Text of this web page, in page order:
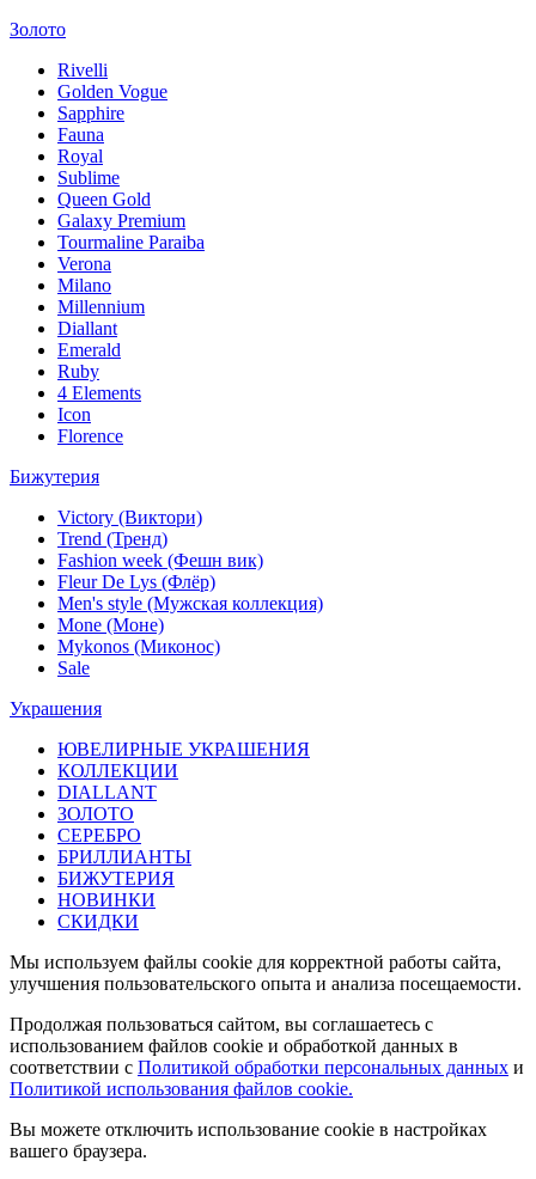
Золото
Rivelli
Golden Vogue
Sapphire
Fauna
Royal
Sublime
Queen Gold
Galaxy Premium
Tourmaline Paraiba
Verona
Milano
Millennium
Diallant
Emerald
Ruby
4 Elements
Icon
Florence
Бижутерия
Victory (Виктори)
Trend (Тренд)
Fashion week (Фешн вик)
Fleur De Lys (Флёр)
Men's style (Мужская коллекция)
Mone (Моне)
Mykonos (Миконос)
Sale
Украшения
ЮВЕЛИРНЫЕ УКРАШЕНИЯ
КОЛЛЕКЦИИ
DIALLANT
ЗОЛОТО
СЕРЕБРО
БРИЛЛИАНТЫ
БИЖУТЕРИЯ
НОВИНКИ
СКИДКИ
Мы используем файлы cookie для корректной работы сайта,
улучшения пользовательского опыта и анализа посещаемости.
Продолжая пользоваться сайтом, вы соглашаетесь с
использованием файлов cookie и обработкой данных в
соответствии с Политикой обработки персональных данных и
Политикой использования файлов cookie.
Вы можете отключить использование cookie в настройках
вашего браузера.